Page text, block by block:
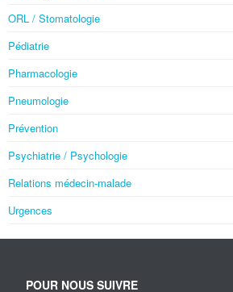
ORL / Stomatologie
Pédiatrie
Pharmacologie
Pneumologie
Prévention
Psychiatrie / Psychologie
Relations médecin-malade
Urgences
POUR NOUS SUIVRE